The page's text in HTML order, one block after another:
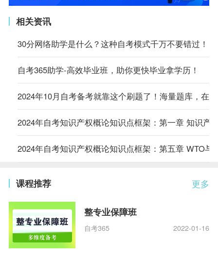
相关资讯
30分网络助学是什么？这种自考模式千万不要错过！
自考365助学-高效毕业班，助你更快毕业拿学历！
2024年10月自考备考就靠这个刷题了！海量题库，在
2024年自考知识产权概论知识点框架：第一章 知识产
2024年自考知识产权概论知识点框架：第五章 WTO与
更多
课程推荐
整专业保障班
自考365 2022-01-16